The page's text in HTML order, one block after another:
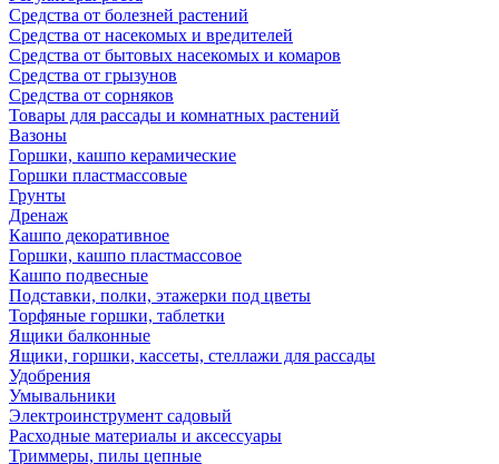
Средства от болезней растений
Средства от насекомых и вредителей
Средства от бытовых насекомых и комаров
Средства от грызунов
Средства от сорняков
Товары для рассады и комнатных растений
Вазоны
Горшки, кашпо керамические
Горшки пластмассовые
Грунты
Дренаж
Кашпо декоративное
Горшки, кашпо пластмассовое
Кашпо подвесные
Подставки, полки, этажерки под цветы
Торфяные горшки, таблетки
Ящики балконные
Ящики, горшки, кассеты, стеллажи для рассады
Удобрения
Умывальники
Электроинструмент садовый
Расходные материалы и аксессуары
Триммеры, пилы цепные